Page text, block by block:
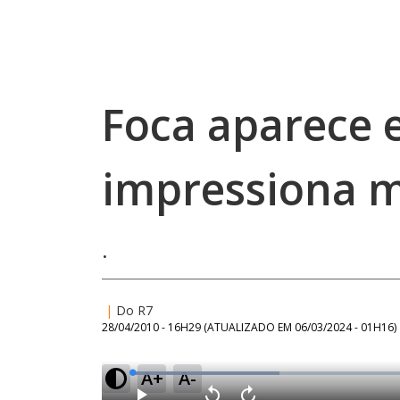
Foca aparece
impressiona
.
| Do R7
28/04/2010 - 16H29 (ATUALIZADO EM 06/03/2024 - 01H16)
A+ A- L
o
a